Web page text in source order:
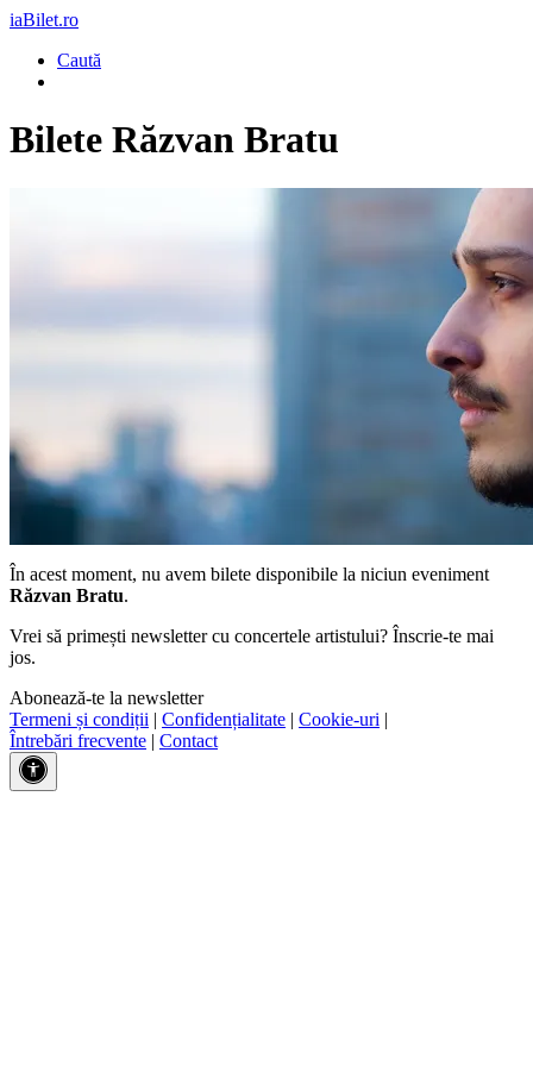
iaBilet.ro
Caută
Bilete Răzvan Bratu
În acest moment, nu avem bilete disponibile la niciun eveniment
Răzvan Bratu.
Vrei să primești newsletter cu concertele artistului? Înscrie-te mai
jos.
Abonează-te la newsletter
Termeni și condiții | Confidențialitate | Cookie-uri |
Întrebări frecvente | Contact